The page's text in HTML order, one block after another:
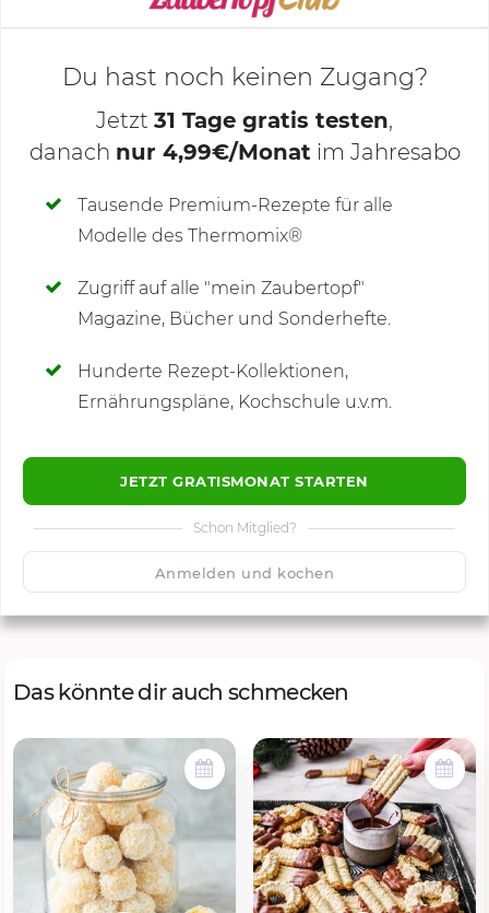
Deine Notizen
Du hast noch keinen Zugang?
Jetzt 31 Tage gratis testen,
danach nur 4,99€/Monat im Jahresabo
Tausende Premium-Rezepte für alle
Modelle des Thermomix®
Zugriff auf alle "mein Zaubertopf"
Magazine, Bücher und Sonderhefte.
Hunderte Rezept-Kollektionen,
Ernährungspläne, Kochschule u.v.m.
JETZT GRATISMONAT STARTEN
Schon Mitglied?
Anmelden und kochen
Kommentare
🙂 Speichern
Das könnte dir auch schmecken